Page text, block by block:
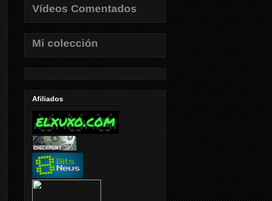
Vídeos Comentados
Mi colección
Afiliados